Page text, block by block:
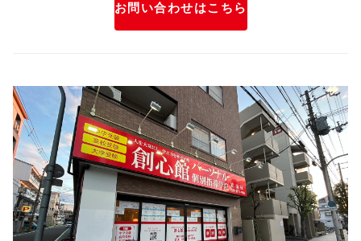
お問い合わせはこちら